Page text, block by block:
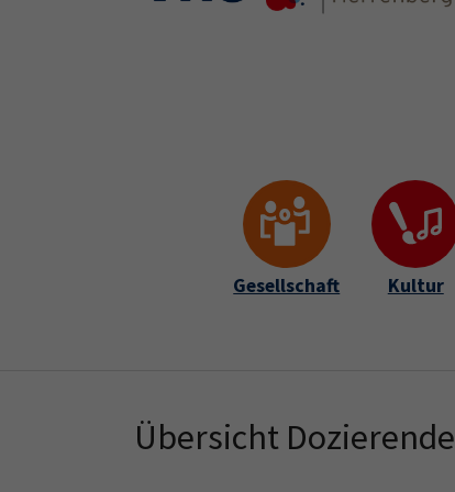
Gesellschaft Kultur
Übersicht Dozierende